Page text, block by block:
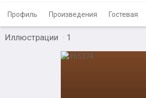
Профиль Произведения Гостевая
Иллюстрации · 1